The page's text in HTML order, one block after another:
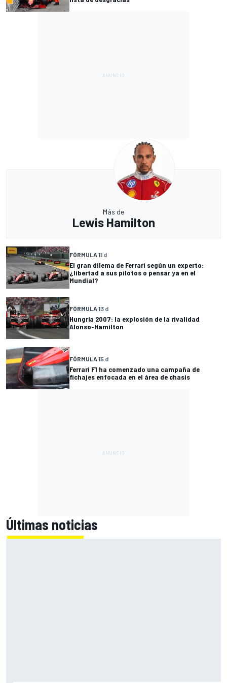
Más de
Lewis Hamilton
FÓRMULA 11 d
El gran dilema de Ferrari según un experto:
¿libertad a sus pilotos o pensar ya en el
Mundial?
FÓRMULA 13 d
Hungría 2007: la explosión de la rivalidad
Alonso-Hamilton
FÓRMULA 15 d
Ferrari F1 ha comenzado una campaña de
fichajes enfocada en el área de chasis
Últimas noticias